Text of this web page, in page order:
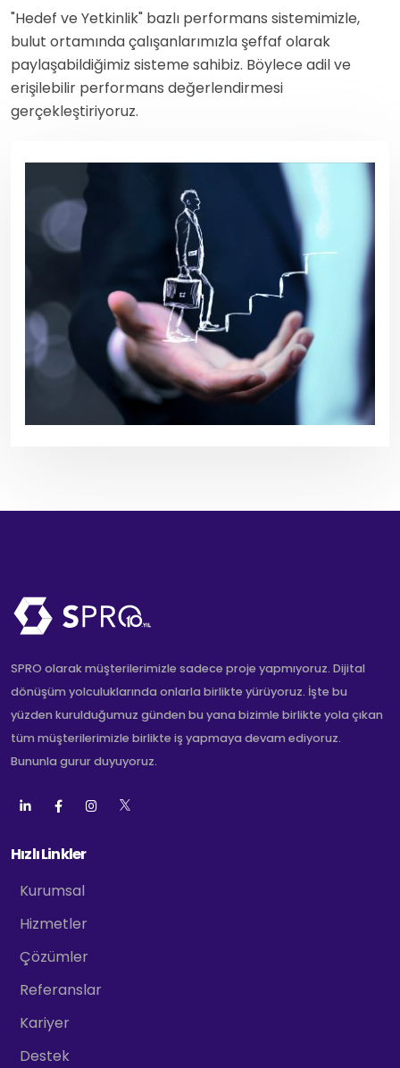
"Hedef ve Yetkinlik" bazlı performans sistemimizle,
bulut ortamında çalışanlarımızla şeffaf olarak
paylaşabildiğimiz sisteme sahibiz. Böylece adil ve
erişilebilir performans değerlendirmesi
gerçekleştiriyoruz.
SPRO olarak müşterilerimizle sadece proje yapmıyoruz. Dijital
dönüşüm yolculuklarında onlarla birlikte yürüyoruz. İşte bu
yüzden kurulduğumuz günden bu yana bizimle birlikte yola çıkan
tüm müşterilerimizle birlikte iş yapmaya devam ediyoruz.
Bununla gurur duyuyoruz.
Hızlı Linkler
Kurumsal
Hizmetler
Çözümler
Referanslar
Kariyer
Destek